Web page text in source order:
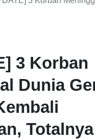
3 Korban
Dunia
Totalnya